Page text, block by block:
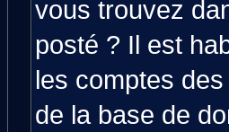
vous trouvez
posté ? Il est
les comptes
de la base de